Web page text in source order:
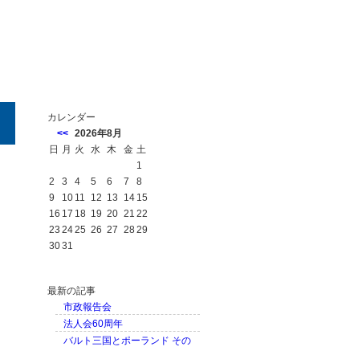
カレンダー
<<
2026年8月
日
月 火 水 木 金 土
1
2
3 4 5 6 7
8
9
10 11 12 13 14 15
16 17 18 19 20 21 22
23 2425 26 27 2829
3031
最新の記事
市政報告会
法人会60周年
バルト三国とポーランド その